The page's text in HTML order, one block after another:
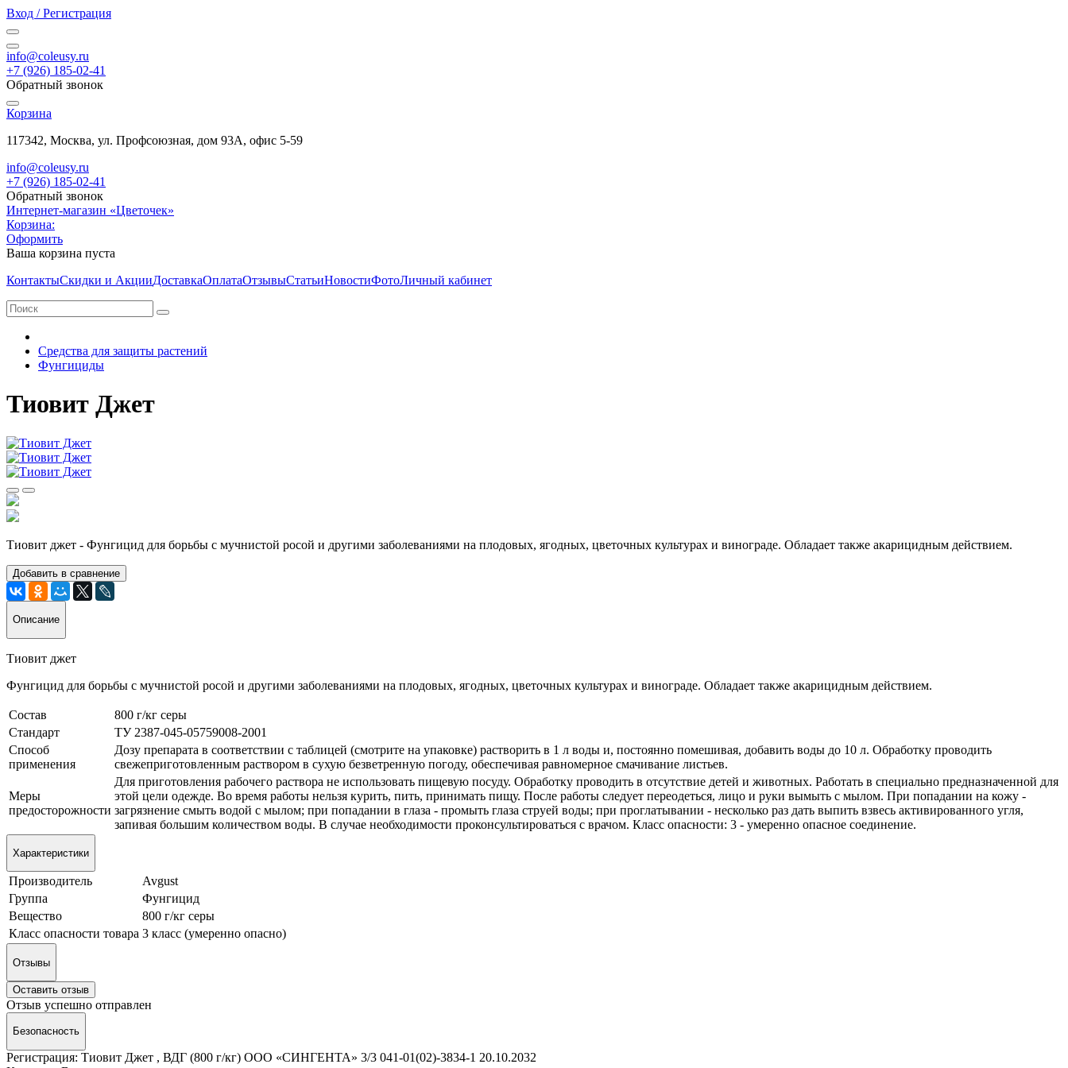
Вход / Регистрация
info@coleusy.ru
+7 (926) 185-02-41
Обратный звонок
Корзина
117342, Москва, ул. Профсоюзная, дом 93А, офис 5-59
info@coleusy.ru
+7 (926) 185-02-41
Обратный звонок
Интернет-магазин «Цветочек»
Корзина:
Оформить
Ваша корзина пуста
КонтактыСкидки и АкцииДоставкаОплатаОтзывыСтатьиНовостиФотоЛичный кабинет
Средства для защиты растений
Фунгициды
Тиовит Джет
Тиовит джет - Фунгицид для борьбы с мучнистой росой и другими заболеваниями на плодовых, ягодных, цветочных культурах и винограде. Обладает также акарицидным действием.
Добавить в сравнение
Описание
Тиовит джет
Фунгицид для борьбы с мучнистой росой и другими заболеваниями на плодовых, ягодных, цветочных культурах и винограде. Обладает также акарицидным действием.
Состав
800 г/кг серы
Стандарт
ТУ 2387-045-05759008-2001
Способ
применения
Дозу препарата в соответствии с таблицей (смотрите на упаковке) растворить в 1 л воды и, постоянно помешивая, добавить воды до 10 л. Обработку проводить
свежеприготовленным раствором в сухую безветренную погоду, обеспечивая равномерное смачивание листьев.
Меры
предосторожности
Для приготовления рабочего раствора не использовать пищевую посуду. Обработку проводить в отсутствие детей и животных. Работать в специально предназначенной для
этой цели одежде. Во время работы нельзя курить, пить, принимать пищу. После работы следует переодеться, лицо и руки вымыть с мылом. При попадании на кожу -
загрязнение смыть водой с мылом; при попадании в глаза - промыть глаза струей воды; при проглатывании - несколько раз дать выпить взвесь активированного угля,
запивая большим количеством воды. В случае необходимости проконсультироваться с врачом. Класс опасности: 3 - умеренно опасное соединение.
Характеристики
Производитель
Avgust
Группа
Фунгицид
Вещество
800 г/кг серы
Класс опасности товара 3 класс (умеренно опасно)
Отзывы
Оставить отзыв
Отзыв успешно отправлен
Безопасность
Регистрация: Тиовит Джет , ВДГ (800 г/кг) ООО «СИНГЕНТА» 3/3 041-01(02)-3834-1 20.10.2032